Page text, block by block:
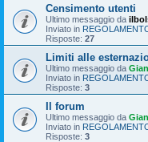
Censimento utenti
Ultimo messaggio da
Inviato in
Risposte: 27
Limiti alle
Ultimo messaggio da
Inviato in
Risposte: 3
Il forum
Ultimo messaggio da
Inviato in
Risposte: 3